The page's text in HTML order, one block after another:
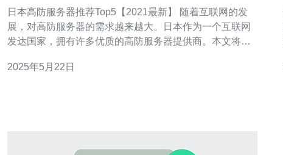
日本高防服务器推荐Top5【2021最新】 随着互联网的发
展，对高防服务器的需求越来越大。日本作为一个互联网
发达国家，拥有许多优质的高防服务器提供商。本文将为
到有需求的用户。 服务器提供商A是日本知名的高防服务
2025年5月22日